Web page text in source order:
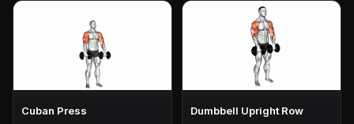
Cuban Press Dumbbell Upright Row